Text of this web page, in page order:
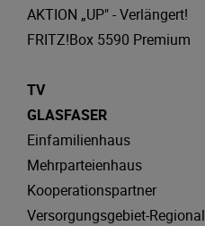
AKTION „UP" - Verlängert!
FRITZ!Box 5590 Premium
TV
GLASFASER
Einfamilienhaus
Mehrparteienhaus
Kooperationspartner
Versorgungsgebiet-Regional